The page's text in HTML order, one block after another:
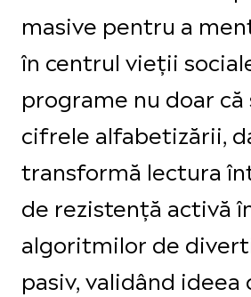
masive pentru a
în centrul vieții
programe nu doar că
cifrele alfabetizării,
transformă lectura
de rezistență activă
algoritmilor de
pasiv, validând ideea